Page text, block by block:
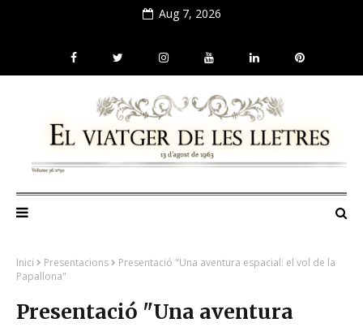
Aug 7, 2026
Inici Presentacions
Presentació "Una aventura espacial: el vol de la
Papallona"
Presentació "Una aventura